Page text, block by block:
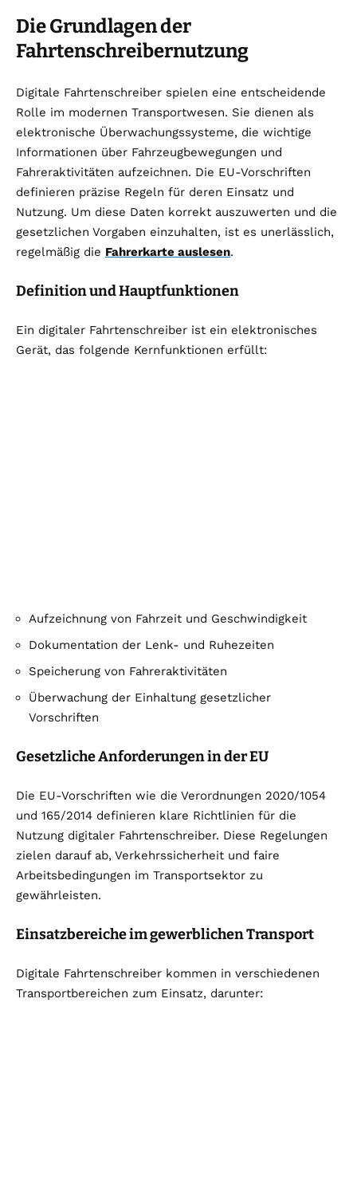
Die Grundlagen der
Fahrtenschreibernutzung
Digitale Fahrtenschreiber spielen eine entscheidende
Rolle im modernen Transportwesen. Sie dienen als
elektronische Überwachungssysteme, die wichtige
Informationen über Fahrzeugbewegungen und
Fahreraktivitäten aufzeichnen. Die EU-Vorschriften
definieren präzise Regeln für deren Einsatz und
Nutzung. Um diese Daten korrekt auszuwerten und die
gesetzlichen Vorgaben einzuhalten, ist es unerlässlich,
regelmäßig die Fahrerkarte auslesen.
Definition und Hauptfunktionen
Ein digitaler Fahrtenschreiber ist ein elektronisches
Gerät, das folgende Kernfunktionen erfüllt:
Aufzeichnung von Fahrzeit und Geschwindigkeit
Dokumentation der Lenk- und Ruhezeiten
Speicherung von Fahreraktivitäten
Überwachung der Einhaltung gesetzlicher
Vorschriften
Gesetzliche Anforderungen in der EU
Die EU-Vorschriften wie die Verordnungen 2020/1054
und 165/2014 definieren klare Richtlinien für die
Nutzung digitaler Fahrtenschreiber. Diese Regelungen
zielen darauf ab, Verkehrssicherheit und faire
Arbeitsbedingungen im Transportsektor zu
gewährleisten.
Einsatzbereiche im gewerblichen Transport
Digitale Fahrtenschreiber kommen in verschiedenen
Transportbereichen zum Einsatz, darunter: